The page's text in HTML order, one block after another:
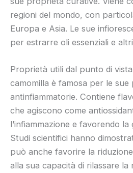
regioni del mondo, con
Europa e Asia. Le sue
per estrarre oli essenziali e
Proprietà utili dal punto di
camomilla è famosa per le
antinfiammatorie. Contiene
che agiscono come
l’infiammazione e favorendo
Studi scientifici hanno
può anche favorire la
alla sua capacità di rilassare la